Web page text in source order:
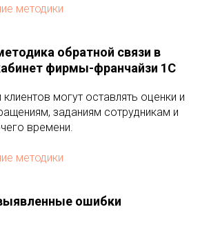
методики
обратной связи в
фирмы-франчайзи 1С
могут оставлять оценки и
заданиям сотрудникам и
времени.
методики
ошибки